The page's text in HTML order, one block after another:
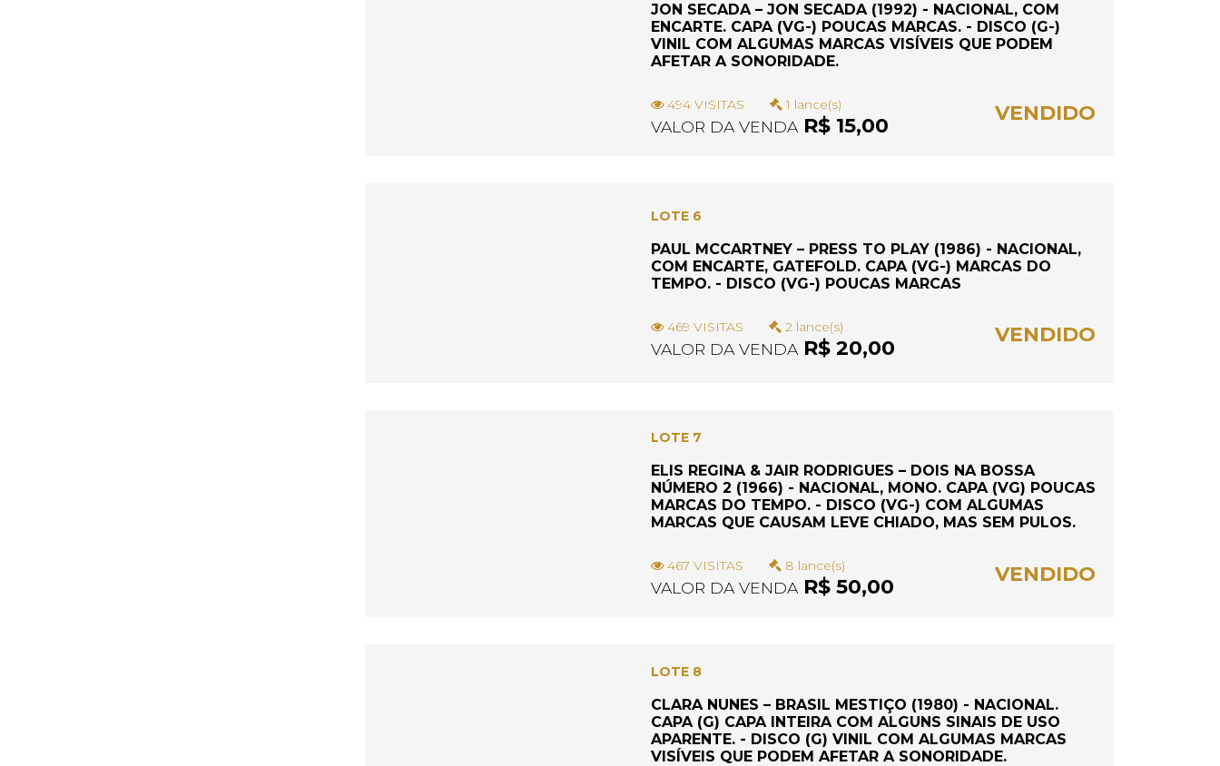
JON SECADA – JON SECADA (1992) - NACIONAL, COM
ENCARTE. CAPA (VG-) POUCAS MARCAS. - DISCO (G-)
VINIL COM ALGUMAS MARCAS VISÍVEIS QUE PODEM
AFETAR A SONORIDADE.
494 VISITAS 1 lance(s)
VALOR DA VENDAR$ 15,00
VENDIDO
LOTE 6
PAUL MCCARTNEY – PRESS TO PLAY (1986) - NACIONAL,
COM ENCARTE, GATEFOLD. CAPA (VG-) MARCAS DO
TEMPO. - DISCO (VG-) POUCAS MARCAS
469 VISITAS 2 lance(s)
VALOR DA VENDAR$ 20,00
VENDIDO
LOTE 7
ELIS REGINA & JAIR RODRIGUES – DOIS NA BOSSA
NÚMERO 2 (1966) - NACIONAL, MONO. CAPA (VG) POUCAS
MARCAS DO TEMPO. - DISCO (VG-) COM ALGUMAS
MARCAS QUE CAUSAM LEVE CHIADO, MAS SEM PULOS.
467 VISITAS 8 lance(s)
VALOR DA VENDAR$ 50,00
VENDIDO
LOTE 8
CLARA NUNES – BRASIL MESTIÇO (1980) - NACIONAL.
CAPA (G) CAPA INTEIRA COM ALGUNS SINAIS DE USO
APARENTE. - DISCO (G) VINIL COM ALGUMAS MARCAS
VISÍVEIS QUE PODEM AFETAR A SONORIDADE.